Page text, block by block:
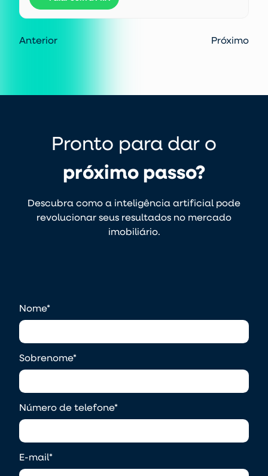
Anterior Próximo
Pronto para dar o
próximo passo?
Descubra como a inteligência artificial pode
revolucionar seus resultados no mercado
imobiliário.
Nome*
Sobrenome*
Número de telefone*
E-mail*